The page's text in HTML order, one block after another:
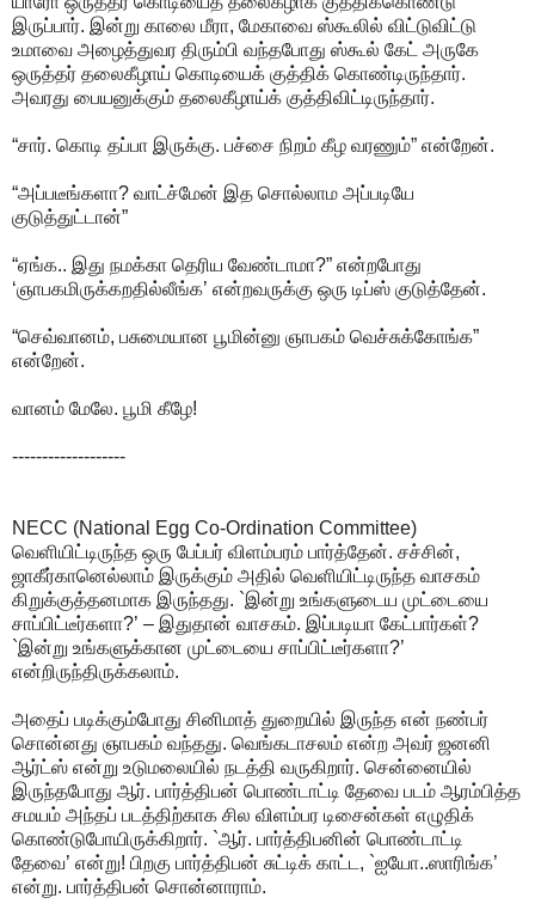
இருப்பார். இன்று காலை மீரா, மேகாவை ஸ்கூலில் விட்டுவிட்டு
உமாவை அழைத்துவர திரும்பி வந்தபோது ஸ்கூல் கேட் அருகே
ஒருத்தர் தலைகீழாய் கொடியைக் குத்திக் கொண்டிருந்தார்.
அவரது பையனுக்கும் தலைகீழாய்க் குத்திவிட்டிருந்தார்.
“சார். கொடி தப்பா இருக்கு. பச்சை நிறம் கீழ வரணும்” என்றேன்.
“அப்படீங்களா? வாட்ச்மேன் இத சொல்லாம அப்படியே
குடுத்துட்டான்”
“ஏங்க.. இது நமக்கா தெரிய வேண்டாமா?” என்றபோது
‘ஞாபகமிருக்கறதில்லீங்க’ என்றவருக்கு ஒரு டிப்ஸ் குடுத்தேன்.
“செவ்வானம், பசுமையான பூமின்னு ஞாபகம் வெச்சுக்கோங்க”
என்றேன்.
வானம் மேலே. பூமி கீழே!
-------------------
NECC (National Egg Co-Ordination Committee)
வெளியிட்டிருந்த ஒரு பேப்பர் விளம்பரம் பார்த்தேன். சச்சின்,
ஜாகீர்கானெல்லாம் இருக்கும் அதில் வெளியிட்டிருந்த வாசகம்
கிறுக்குத்தனமாக இருந்தது. `இன்று உங்களுடைய முட்டையை
சாப்பிட்டீர்களா?’ – இதுதான் வாசகம். இப்படியா கேட்பார்கள்?
`இன்று உங்களுக்கான முட்டையை சாப்பிட்டீர்களா?’
என்றிருந்திருக்கலாம்.
அதைப் படிக்கும்போது சினிமாத் துறையில் இருந்த என் நண்பர்
சொன்னது ஞாபகம் வந்தது. வெங்கடாசலம் என்ற அவர் ஜனனி
ஆர்ட்ஸ் என்று உடுமலையில் நடத்தி வருகிறார். சென்னையில்
இருந்தபோது ஆர். பார்த்திபன் பொண்டாட்டி தேவை படம் ஆரம்பித்த
சமயம் அந்தப் படத்திற்காக சில விளம்பர டிசைன்கள் எழுதிக்
கொண்டுபோயிருக்கிறார். `ஆர். பார்த்திபனின் பொண்டாட்டி
தேவை’ என்று! பிறகு பார்த்திபன் சுட்டிக் காட்ட, `ஐயோ..ஸாரிங்க’
என்று. பார்த்திபன் சொன்னாராம்.